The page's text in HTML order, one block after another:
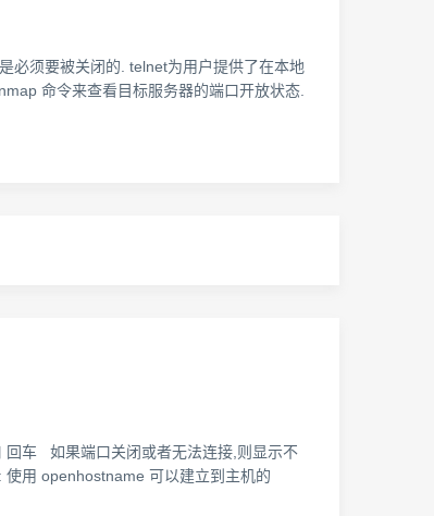
必须要被关闭的. telnet为用户提供了在本地
命令来查看目标服务器的端口开放状态.
回车 如果端口关闭或者无法连接,则显示不
用 openhostname 可以建立到主机的